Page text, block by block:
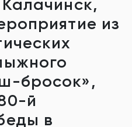
из
бросок»,
й
в